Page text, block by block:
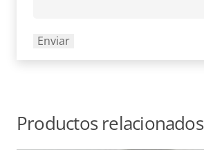
Productos relacionados